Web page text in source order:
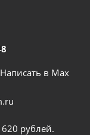
Написать в Мах
рублей.